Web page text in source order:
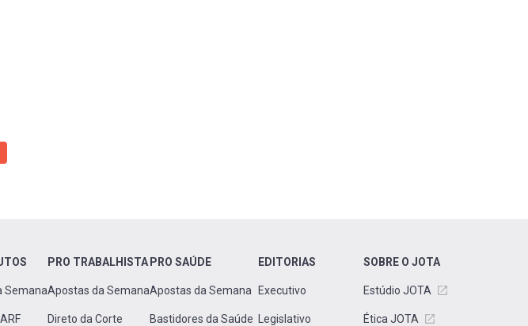
Semana
PRO TRABALHISTA
Apostas da Semana
Direto da Corte
PRO SAÚDE
Apostas da Semana
Bastidores da Saúde
EDITORIAS
Executivo
Legislativo
SOBRE O JOTA
Estúdio JOTA
Ética JOTA